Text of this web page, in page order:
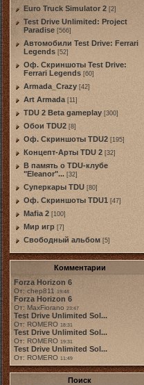
Euro Truck Simulator 2 [2]
Test Drive Unlimited: Project
Paradise [566]
Автомобили Test Drive: Ferrari
Legends [52]
Оф. Скриншоты Test Drive:
Ferrari Legends [60]
Armada_Crazy [42]
Art Armada [11]
TDU 2 Beta gameplay [300]
Обои TDU2 [8]
Оф. Скриншоты TDU2 [195]
Концепт-Арты TDU 2 [32]
В память о TDU-клубе
"Eleanor"... [32]
Суперкары TDU [80]
Оф. Скриншоты TDU1 [47]
Mafia 2 [100]
Мир игр [7]
Свободный альбом [5]
Комментарии
Forza Horizon 6
От: chep811 19:48
Forza Horizon 6
От: MaxFiorano 23:47
Test Drive Unlimited Sol...
От: ROMERO 18:31
Test Drive Unlimited Sol...
От: ROMERO 19:31
Test Drive Unlimited Sol...
От: ROMERO 11:49
Поиск